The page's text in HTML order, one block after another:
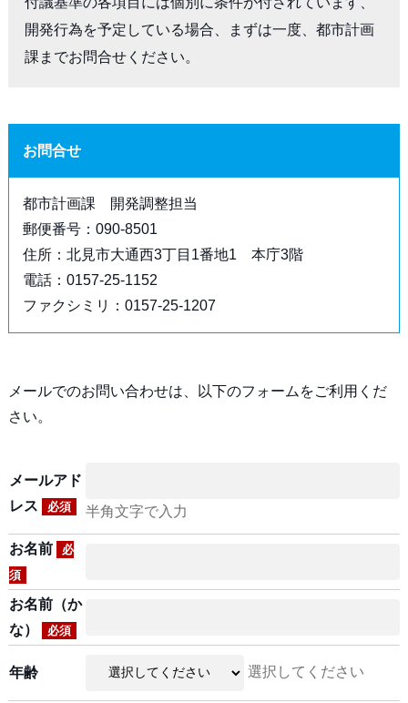
開発行為を予定している場合、まずは一度、都市計画
課までお問合せください。
お問合せ
都市計画課 開発調整担当
郵便番号：090-8501
住所：北見市大通西3丁目1番地1 本庁3階
電話：0157-25-1152
ファクシミリ：0157-25-1207
メールでのお問い合わせは、以下のフォームをご利用くだ
さい。
メールアド
レス
必須 半角文字で入力
お名前
必
須
お名前（か
な）
必須
年齢 選択してください